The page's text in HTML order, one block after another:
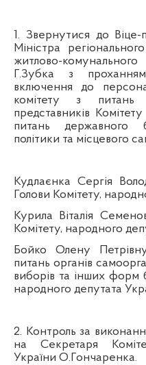
1. Звернутися до Віце-
Міністра
житлово-
Г.Зубка з
включення до
комітету з питань
представників
питань державного
політики та місцевого
Кудлаєнка Сергія
Голови Комітету,
Курила Віталія
Комітету, народного
Бойко Олену
питань органів
виборів та інших форм
народного депутата
2. Контроль за
на Секретаря
України О. Гончаренка.